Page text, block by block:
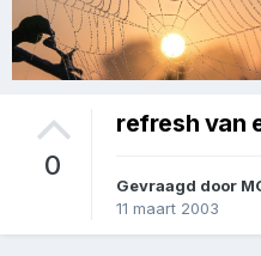
0
refresh van
Gevraagd door
11 maart 2003